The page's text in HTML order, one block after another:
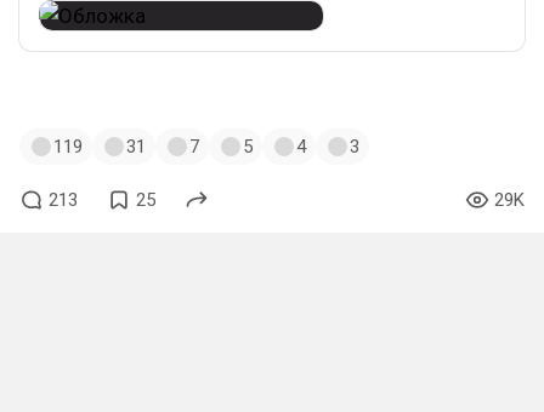
119 31 7 5 4 3
213 25 29K